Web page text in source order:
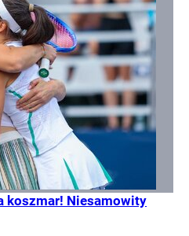
koszmar! Niesamowity